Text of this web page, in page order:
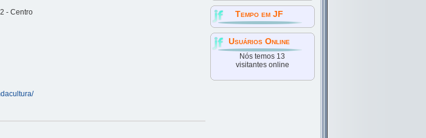
- Centro
Tempo em JF
Usuários Online
Nós temos 13
visitantes online